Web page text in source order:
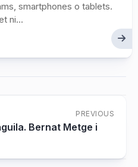
smartphones o tablets.
ni...
PREVIOUS
Bernat Metge i